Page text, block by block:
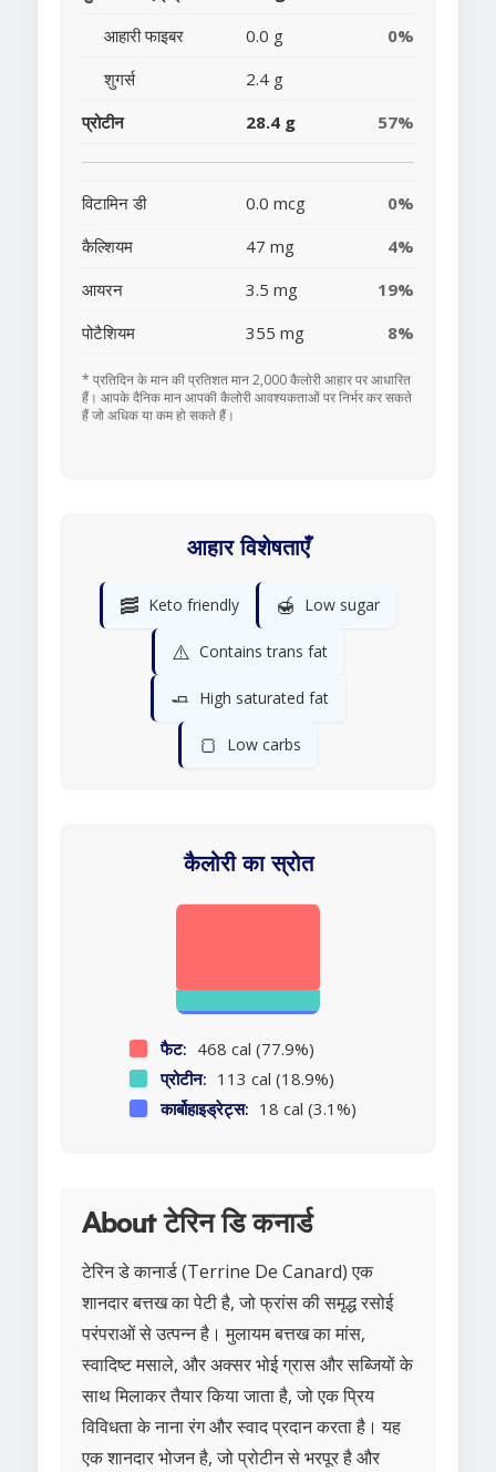
आहारी फाइबर
0.0 g
0%
शुगर्स
2.4 g
प्रोटीन
28.4 g 57%
विटामिन डी 0.0 mcg
0%
कैल्शियम
47 mg
4%
आयरन
3.5 mg
19%
पोटैशियम
355 mg 8%
* प्रतिदिन के मान की प्रतिशत मान 2,000 कैलोरी आहार पर आधारित
हैं। आपके दैनिक मान आपकी कैलोरी आवश्यकताओं पर निर्भर कर सकते
हैं जो अधिक या कम हो सकते हैं।
आहार विशेषताएँ
🥓 Keto friendly 🍯 Low sugar
⚠️ Contains trans fat
🧈 High saturated fat
🍞 Low carbs
कैलोरी का स्रोत
फैट: 468 cal (77.9%)
प्रोटीन: 113 cal (18.9%)
कार्बोहाइड्रेट्स: 18 cal (3.1%)
About टेरिन डि कनार्ड
टेरिन डे कानार्ड (Terrine De Canard) एक
शानदार बत्तख का पेटी है, जो फ्रांस की समृद्ध रसोई
परंपराओं से उत्पन्न है। मुलायम बत्तख का मांस,
स्वादिष्ट मसाले, और अक्सर भोई ग्रास और सब्जियों के
साथ मिलाकर तैयार किया जाता है, जो एक प्रिय
विविधता के नाना रंग और स्वाद प्रदान करता है। यह
एक शानदार भोजन है, जो प्रोटीन से भरपूर है और